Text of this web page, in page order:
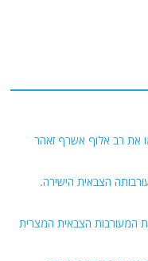
הצבאית הישירה.
המעורבות הצבאית המצרית
אינה משקפת את